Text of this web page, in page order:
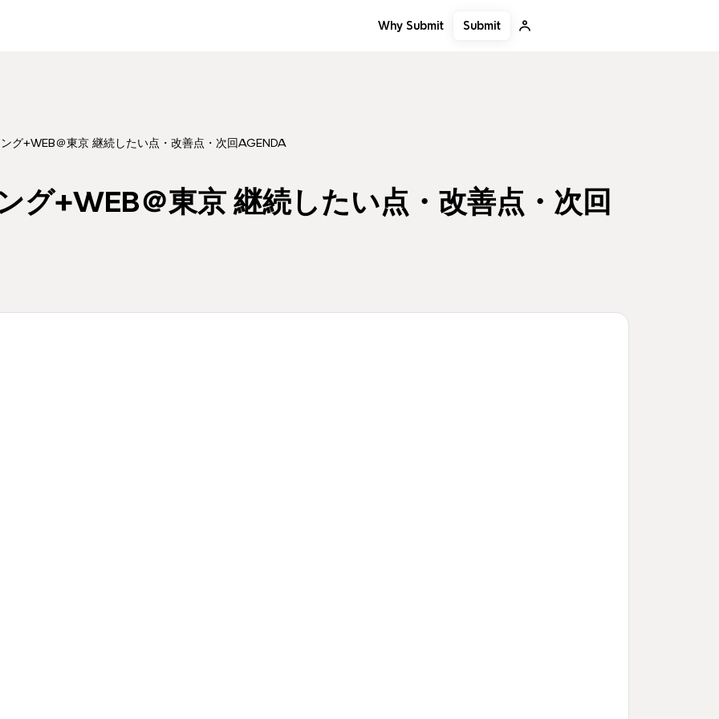
Why Submit Submit
グ+WEB＠東京 継続したい点・改善点・次回AGENDA
グ+WEB＠東京 継続したい点・改善点・次回